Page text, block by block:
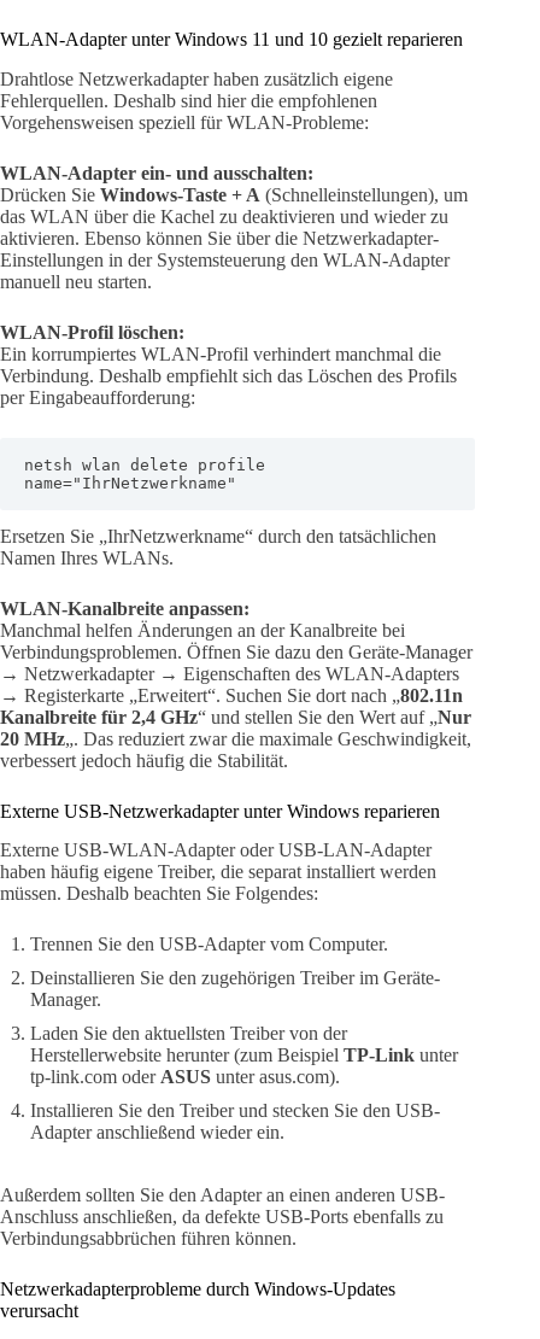
WLAN-Adapter unter Windows 11 und 10 gezielt reparieren
Drahtlose Netzwerkadapter haben zusätzlich eigene
Fehlerquellen. Deshalb sind hier die empfohlenen
Vorgehensweisen speziell für WLAN-Probleme:
WLAN-Adapter ein- und ausschalten:
Drücken Sie Windows-Taste + A (Schnelleinstellungen), um
das WLAN über die Kachel zu deaktivieren und wieder zu
aktivieren. Ebenso können Sie über die Netzwerkadapter-
Einstellungen in der Systemsteuerung den WLAN-Adapter
manuell neu starten.
WLAN-Profil löschen:
Ein korrumpiertes WLAN-Profil verhindert manchmal die
Verbindung. Deshalb empfiehlt sich das Löschen des Profils
per Eingabeaufforderung:
netsh wlan delete profile
name="IhrNetzwerkname"
Ersetzen Sie „IhrNetzwerkname“ durch den tatsächlichen
Namen Ihres WLANs.
WLAN-Kanalbreite anpassen:
Manchmal helfen Änderungen an der Kanalbreite bei
Verbindungsproblemen. Öffnen Sie dazu den Geräte-Manager
→ Netzwerkadapter → Eigenschaften des WLAN-Adapters
→ Registerkarte „Erweitert“. Suchen Sie dort nach „802.11n
Kanalbreite für 2,4 GHz“ und stellen Sie den Wert auf „Nur
20 MHz„. Das reduziert zwar die maximale Geschwindigkeit,
verbessert jedoch häufig die Stabilität.
Externe USB-Netzwerkadapter unter Windows reparieren
Externe USB-WLAN-Adapter oder USB-LAN-Adapter
haben häufig eigene Treiber, die separat installiert werden
müssen. Deshalb beachten Sie Folgendes:
Trennen Sie den USB-Adapter vom Computer.
Deinstallieren Sie den zugehörigen Treiber im Geräte-
Manager.
Laden Sie den aktuellsten Treiber von der
Herstellerwebsite herunter (zum Beispiel TP-Link unter
tp-link.com oderASUS unter asus.com).
Installieren Sie den Treiber und stecken Sie den USB-
Adapter anschließend wieder ein.
Außerdem sollten Sie den Adapter an einen anderen USB-
Anschluss anschließen, da defekte USB-Ports ebenfalls zu
Verbindungsabbrüchen führen können.
Netzwerkadapterprobleme durch Windows-Updates
verursacht